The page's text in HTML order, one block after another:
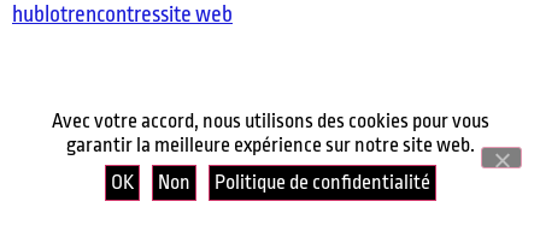
hublotrencontressite web
Avec votre accord, nous utilisons des cookies pour vous
garantir la meilleure expérience sur notre site web.
OK
Non Politique de confidentialité